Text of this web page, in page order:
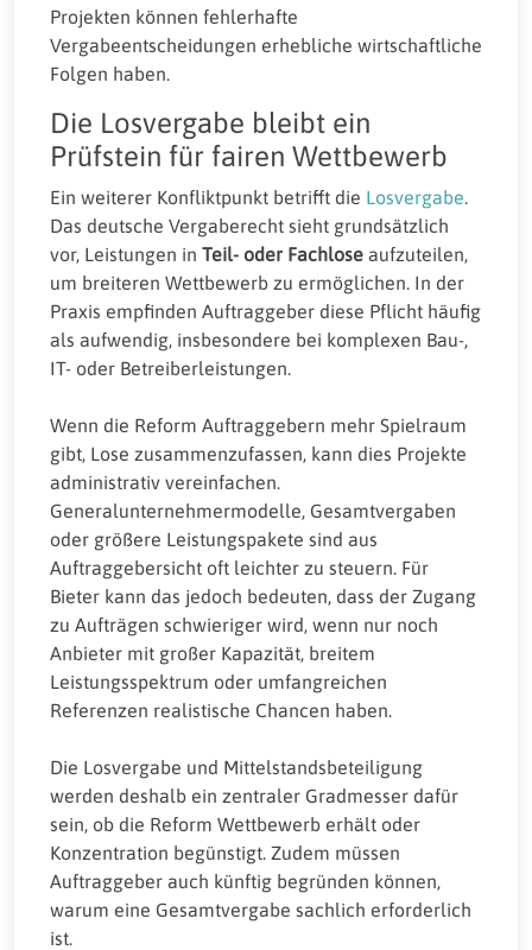
Projekten können fehlerhafte
Vergabeentscheidungen erhebliche wirtschaftliche
Folgen haben.
Die Losvergabe bleibt ein
Prüfstein für fairen Wettbewerb
Ein weiterer Konfliktpunkt betrifft die Losvergabe.
Das deutsche Vergaberecht sieht grundsätzlich
vor, Leistungen in Teil- oder Fachlose aufzuteilen,
um breiteren Wettbewerb zu ermöglichen. In der
Praxis empfinden Auftraggeber diese Pflicht häufig
als aufwendig, insbesondere bei komplexen Bau-,
IT- oder Betreiberleistungen.
Wenn die Reform Auftraggebern mehr Spielraum
gibt, Lose zusammenzufassen, kann dies Projekte
administrativ vereinfachen.
Generalunternehmermodelle, Gesamtvergaben
oder größere Leistungspakete sind aus
Auftraggebersicht oft leichter zu steuern. Für
Bieter kann das jedoch bedeuten, dass der Zugang
zu Aufträgen schwieriger wird, wenn nur noch
Anbieter mit großer Kapazität, breitem
Leistungsspektrum oder umfangreichen
Referenzen realistische Chancen haben.
Die Losvergabe und Mittelstandsbeteiligung
werden deshalb ein zentraler Gradmesser dafür
sein, ob die Reform Wettbewerb erhält oder
Konzentration begünstigt. Zudem müssen
Auftraggeber auch künftig begründen können,
warum eine Gesamtvergabe sachlich erforderlich
ist.